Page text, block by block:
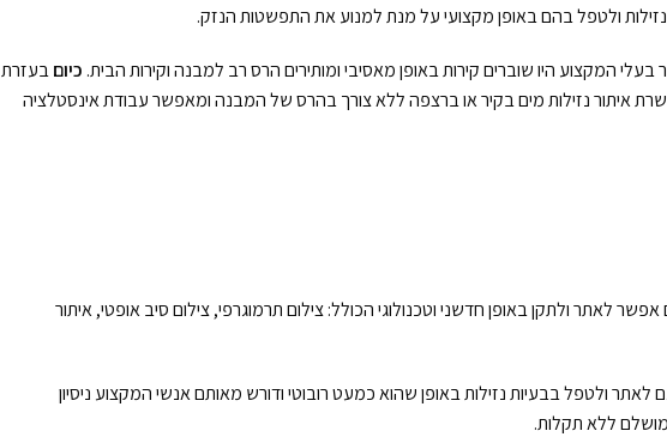
נזילות ולטפל בהם באופן מקצועי על מנת למנוע את התפשטות הנזק.
בעלי המקצוע היו שוברים קירות באופן מאסיבי ומותירים הרס רב למבנה וקירות הבית. כיוםבעזרת
איתור נזילות מים בקיר או ברצפה ללא צורך בהרס של המבנה ומאפשר עבודת אינסטלציה
לאתר ולתקן באופן חדשני וטכנולוגי הכולל: צילום תרמוגרפי, צילום סיב אופטי, איתור
ולטפל בבעיות נזילות באופן שהוא כמעט רובוטי ודורש מאותם אנשי המקצוע ניסיון
ללא תקלות.